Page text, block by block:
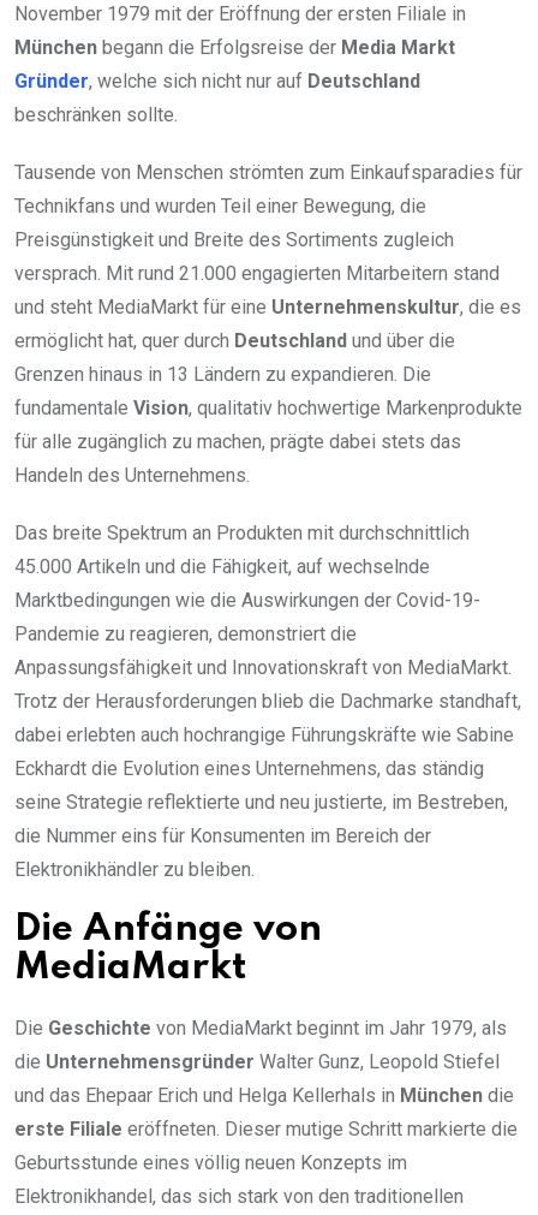
November 1979 mit der Eröffnung der ersten Filiale in
München begann die Erfolgsreise der Media Markt
Gründer, welche sich nicht nur auf Deutschland
beschränken sollte.
Tausende von Menschen strömten zum Einkaufsparadies für
Technikfans und wurden Teil einer Bewegung, die
Preisgünstigkeit und Breite des Sortiments zugleich
versprach. Mit rund 21.000 engagierten Mitarbeitern stand
und steht MediaMarkt für eine Unternehmenskultur, die es
ermöglicht hat, quer durch Deutschland und über die
Grenzen hinaus in 13 Ländern zu expandieren. Die
fundamentale Vision, qualitativ hochwertige Markenprodukte
für alle zugänglich zu machen, prägte dabei stets das
Handeln des Unternehmens.
Das breite Spektrum an Produkten mit durchschnittlich
45.000 Artikeln und die Fähigkeit, auf wechselnde
Marktbedingungen wie die Auswirkungen der Covid-19-
Pandemie zu reagieren, demonstriert die
Anpassungsfähigkeit und Innovationskraft von MediaMarkt.
Trotz der Herausforderungen blieb die Dachmarke standhaft,
dabei erlebten auch hochrangige Führungskräfte wie Sabine
Eckhardt die Evolution eines Unternehmens, das ständig
seine Strategie reflektierte und neu justierte, im Bestreben,
die Nummer eins für Konsumenten im Bereich der
Elektronikhändler zu bleiben.
Die Anfänge von
MediaMarkt
Die Geschichte von MediaMarkt beginnt im Jahr 1979, als
die Unternehmensgründer Walter Gunz, Leopold Stiefel
und das Ehepaar Erich und Helga Kellerhals in München die
erste Filiale eröffneten. Dieser mutige Schritt markierte die
Geburtsstunde eines völlig neuen Konzepts im
Elektronikhandel, das sich stark von den traditionellen